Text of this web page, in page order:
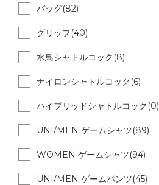
バッグ(82)
グリップ(40)
水鳥シャトルコック(8)
ナイロンシャトルコック(6)
ハイブリッドシャトルコック(0)
UNI/MEN ゲームシャツ(89)
WOMEN ゲームシャツ(94)
UNI/MEN ゲームパンツ(45)